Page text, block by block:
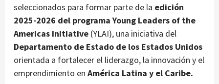
seleccionados para formar parte de la edición
2025-2026 del programa Young Leaders of the
Americas Initiative (YLAI), una iniciativa del
Departamento de Estado de los Estados Unidos
orientada a fortalecer el liderazgo, la innovación y el
emprendimiento en América Latina y el Caribe.